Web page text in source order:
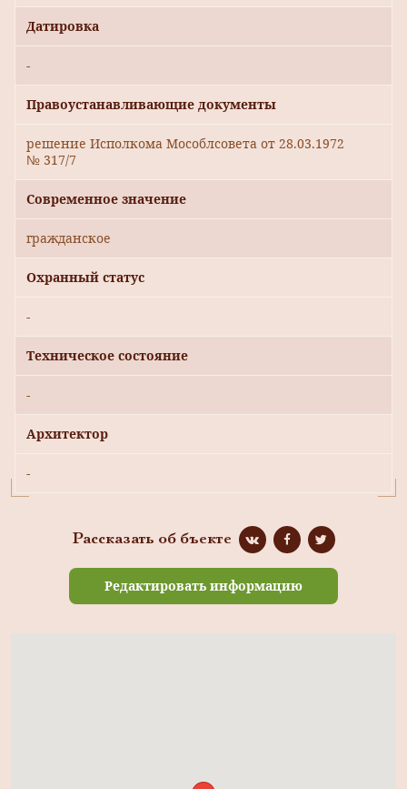
Датировка
-
Правоустанавливающие документы
решение Исполкома Мособлсовета от 28.03.1972
№ 317/7
Современное значение
гражданское
Охранный статус
-
Техническое состояние
-
Архитектор
-
Рассказать об бъекте
Редактировать информацию